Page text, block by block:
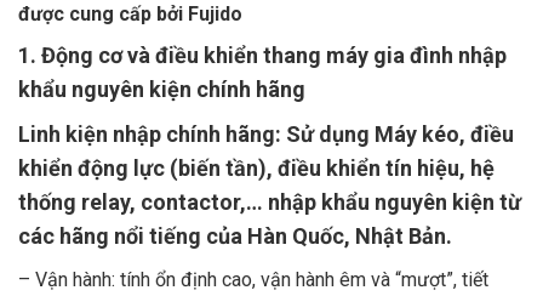
được cung cấp bởi Fujido
1. Động cơ và điều khiển thang máy gia đình nhập
khẩu nguyên kiện chính hãng
Linh kiện nhập chính hãng: Sử dụng Máy kéo, điều
khiển động lực (biến tần), điều khiển tín hiệu, hệ
thống relay, contactor,… nhập khẩu nguyên kiện từ
các hãng nổi tiếng của Hàn Quốc, Nhật Bản.
– Vận hành: tính ổn định cao, vận hành êm và “mượt”, tiết